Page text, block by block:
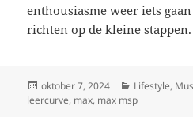
enthousiasme weer iets
richten op de kleine stappen.
Geplaatst
op
oktober 7, 2024 Categorieën
Lifestyle,
leercurve, max, max msp